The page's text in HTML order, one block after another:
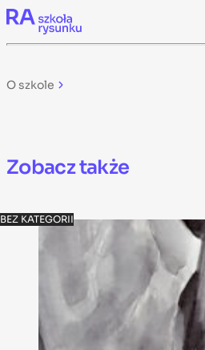
Skip to content
O szkole
Zobacz także
BEZ KATEGORII